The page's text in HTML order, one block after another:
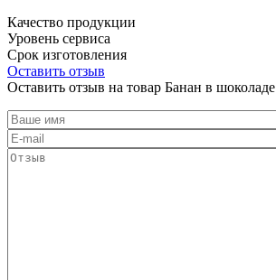
Качество продукции
Уровень сервиса
Срок изготовления
Оставить отзыв
Оставить отзыв на товар Банан в шоколаде